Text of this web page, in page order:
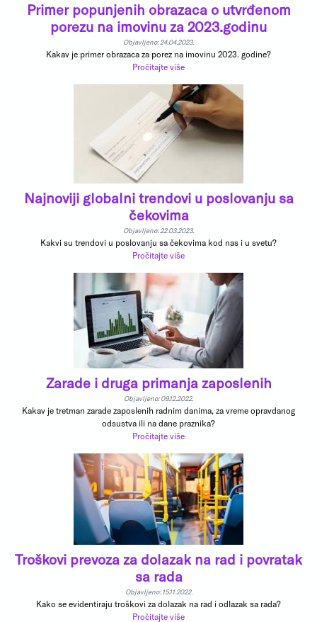
Primer popunjenih obrazaca o utvrđenom
porezu na imovinu za 2023.godinu
Objavljeno: 24.04.2023.
Kakav je primer obrazaca za porez na imovinu 2023. godine?
Pročitajte više
Najnoviji globalni trendovi u poslovanju sa
čekovima
Objavljeno: 22.03.2023.
Kakvi su trendovi u poslovanju sa čekovima kod nas i u svetu?
Pročitajte više
Zarade i druga primanja zaposlenih
Objavljeno: 09.12.2022.
Kakav je tretman zarade zaposlenih radnim danima, za vreme opravdanog
odsustva ili na dane praznika?
Pročitajte više
Troškovi prevoza za dolazak na rad i povratak
sa rada
Objavljeno: 15.11.2022.
Kako se evidentiraju troškovi za dolazak na rad i odlazak sa rada?
Pročitajte više